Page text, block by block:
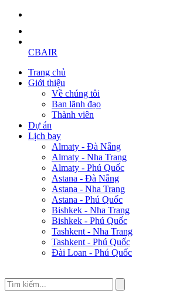
CBAIR
Trang chủ
Giới thiệu
Về chúng tôi
Ban lãnh đạo
Thành viên
Dự án
Lịch bay
Almaty - Đà Nẵng
Almaty - Nha Trang
Almaty - Phú Quốc
Astana - Đà Nẵng
Astana - Nha Trang
Astana - Phú Quốc
Bishkek - Nha Trang
Bishkek - Phú Quốc
Tashkent - Nha Trang
Tashkent - Phú Quốc
Đài Loan - Phú Quốc